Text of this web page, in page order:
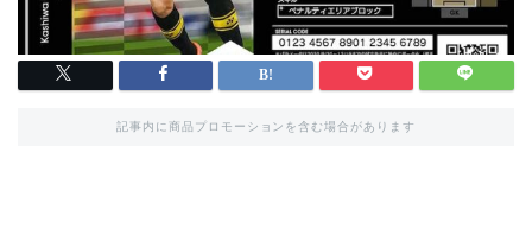
記事内に商品プロモーションを含む場合があります